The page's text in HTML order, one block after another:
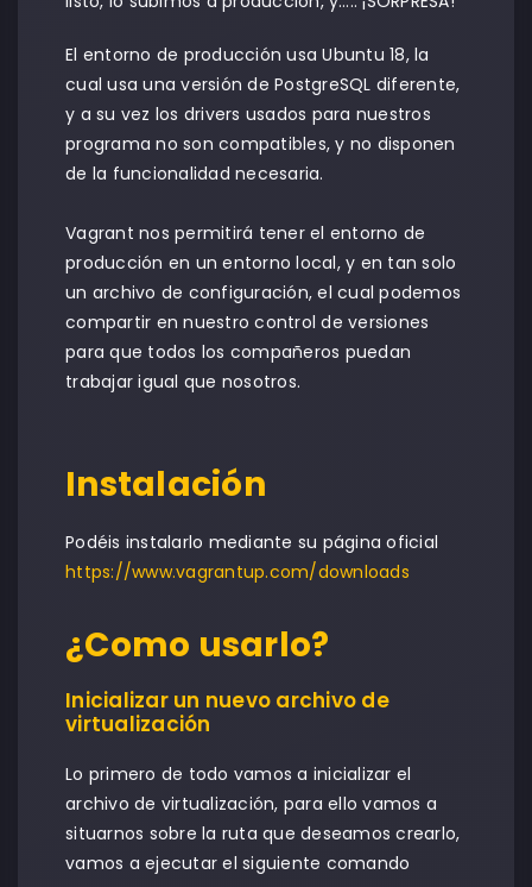
El entorno de producción usa Ubuntu 18, la
cual usa una versión de PostgreSQL diferente,
y a su vez los drivers usados para nuestros
programa no son compatibles, y no disponen
de la funcionalidad necesaria.
Vagrant nos permitirá tener el entorno de
producción en un entorno local, y en tan solo
un archivo de configuración, el cual podemos
compartir en nuestro control de versiones
para que todos los compañeros puedan
trabajar igual que nosotros.
Instalación
Podéis instalarlo mediante su página oficial
https://www.vagrantup.com/downloads
¿Como usarlo?
Inicializar un nuevo archivo de
virtualización
Lo primero de todo vamos a inicializar el
archivo de virtualización, para ello vamos a
situarnos sobre la ruta que deseamos crearlo,
vamos a ejecutar el siguiente comando